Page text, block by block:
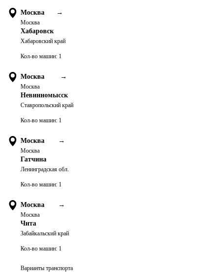
Москва →
Москва
Хабаровск
Хабаровский край
Кол-во машин: 1
Москва →
Москва
Невинномысск
Ставропольский край
Кол-во машин: 1
Москва →
Москва
Гатчина
Ленинградская обл.
Кол-во машин: 1
Москва →
Москва
Чита
Забайкальский край
Кол-во машин: 1
Варианты транспорта